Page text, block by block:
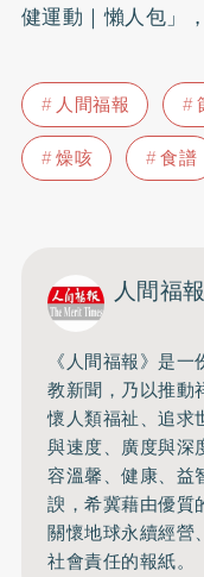
健運動｜懶人包」
人間福報
燥咳
食譜
人間福報
《人間福報》是
教新聞，乃以推動
懷人類福祉、追求
與速度、廣度與深
容溫馨、健康、益
諛，希冀藉由優質
關懷地球永續經營
社會責任的報紙。